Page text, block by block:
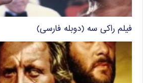
فیلم راکی سه (دوبله فارسی)